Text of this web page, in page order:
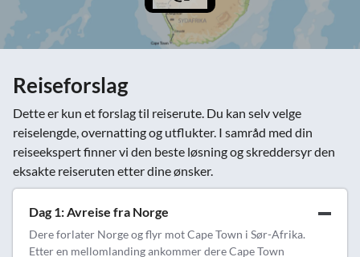
Reiseforslag
Dette er kun et forslag til reiserute. Du kan selv velge
reiselengde, overnatting og utflukter. I samråd med din
reiseekspert finner vi den beste løsning og skreddersyr den
eksakte reiseruten etter dine ønsker.
Dag 1: Avreise fra Norge
Dere forlater Norge og flyr mot Cape Town i Sør-Afrika.
Etter en mellomlanding ankommer dere Cape Town